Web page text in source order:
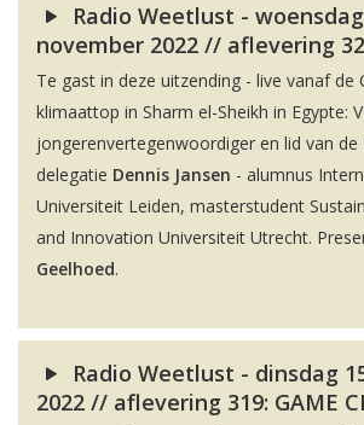
Radio Weetlust -
november 2022 // aflevering
Te gast in deze uitzending - live vanaf de
klimaattop in Sharm el-Sheikh in Egypte:
jongerenvertegenwoordiger en lid van de
delegatie Dennis Jansen - alumnus
Universiteit Leiden, masterstudent
and Innovation Universiteit Utrecht.
Geelhoed.
Radio Weetlust - dinsdag
2022 // aflevering 319: GAME